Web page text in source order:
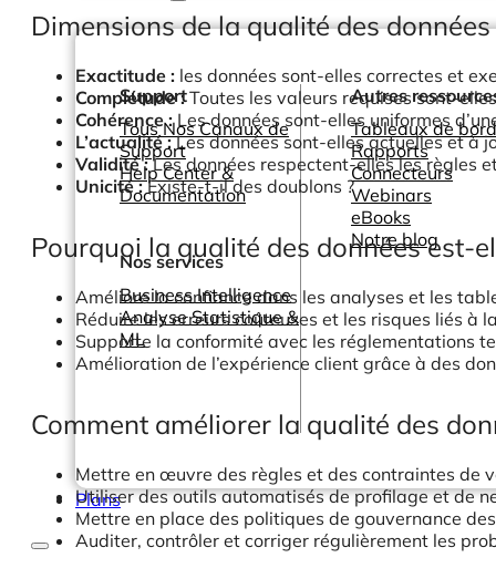
Support
Tous Nos Canaux de
Support
Help Center &
Documentation
Nos services
Business Intelligence
Analyse Statistique &
ML
Autres
Tableaux de
Rapports
Connecteurs
Webinars
eBooks
Notre blog
Plans
Dimensions de la qualité des données
Exactitude : les données sont-elles correctes et
Complétude :Toutes les valeurs requises sont-
Cohérence :Les données sont-elles uniformes
L’actualité :Les données sont-elles actuelles et à
Validité :Les données respectent-elles les règles
Unicité :Existe-t-il des doublons ?
Pourquoi la qualité des données est-
Améliore la confiance dans les analyses et les
Réduire les erreurs coûteuses et les risques liés à
Supporte la conformité avec les réglementations
Amélioration de l’expérience client grâce à des
Comment améliorer la qualité des
Mettre en œuvre des règles et des contraintes de
Utiliser des outils automatisés de profilage et de
Mettre en place des politiques de gouvernance
Auditer, contrôler et corriger régulièrement les